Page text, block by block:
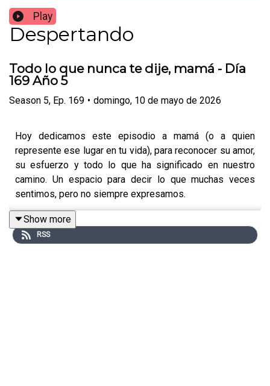
Play
Despertando
Todo lo que nunca te dije, mamá - Día
169 Año 5
Season 5, Ep. 169 • domingo, 10 de mayo de 2026
Hoy dedicamos este episodio a mamá (o a quien
represente ese lugar en tu vida), para reconocer su amor,
su esfuerzo y todo lo que ha significado en nuestro
camino. Un espacio para decir lo que muchas veces
sentimos, pero no siempre expresamos.
A lo largo de estos 4 años de Despertando Podcast,
Show more
RSS